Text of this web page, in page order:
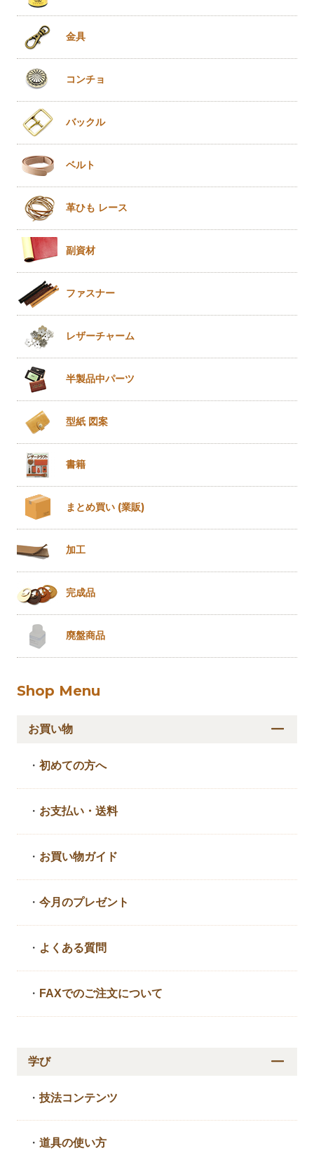
金具
コンチョ
バックル
ベルト
革ひも レース
副資材
ファスナー
レザーチャーム
半製品中パーツ
型紙 図案
書籍
まとめ買い (業販)
加工
完成品
廃盤商品
Shop Menu
お買い物
・初めての方へ
・ お支払い・送料
・ お買い物ガイド
・今月のプレゼント
・ よくある質問
・ FAXでのご注文について
学び
・技法コンテンツ
・道具の使い方